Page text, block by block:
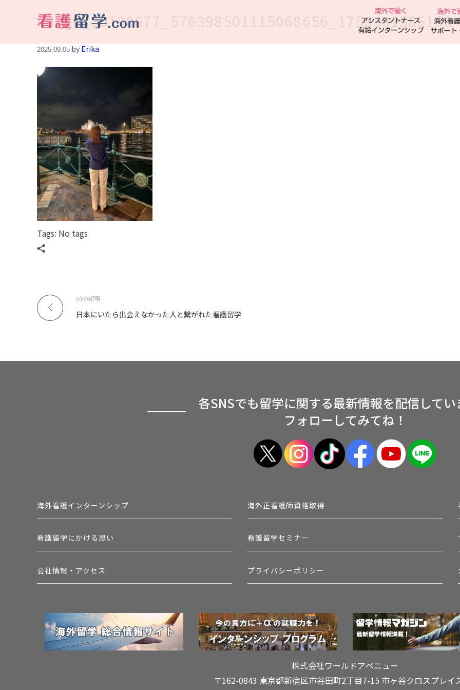
看護留学.com
World Avenueは海外就職、 永住を目指す看護留学をサポートします !
image_50190677_576398501115068656_1756391585136
2025.09.05 by Erika
Tags: No tags
前の記事
日本にいたら出会えなかった人と繋がれた看護留学
各SNSでも留学に関する最新情報を配信してい
フォローしてみてね！
海外看護インターンシップ
看護留学にかける思い
会社情報・アクセス
海外正看護師資格取得
看護留学セミナー
プライバシーポリシー
株式会社ワールドアベニュー
〒162-0843 東京都新宿区市谷田町2丁目7-15 市ヶ谷クロスプレイ